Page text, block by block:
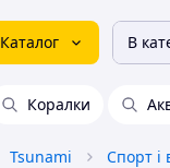
Каталог В
Коралки
Tsunami Спорт і